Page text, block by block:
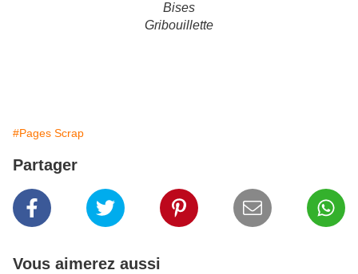
Bises
Gribouillette
#Pages Scrap
Partager
Vous aimerez aussi